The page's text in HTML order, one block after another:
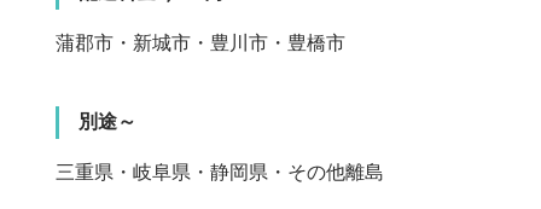
蒲郡市・新城市・豊川市・豊橋市
別途～
三重県・岐阜県・静岡県・その他離島